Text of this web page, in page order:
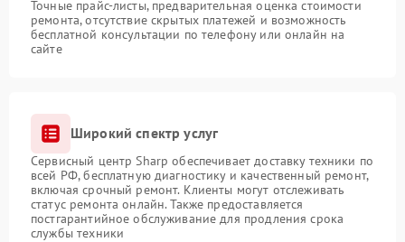
Точные прайс-листы, предварительная оценка стоимости
ремонта, отсутствие скрытых платежей и возможность
бесплатной консультации по телефону или онлайн на
сайте
Широкий спектр услуг
Сервисный центр Sharp обеспечивает доставку техники по
всей РФ, бесплатную диагностику и качественный ремонт,
включая срочный ремонт. Клиенты могут отслеживать
статус ремонта онлайн. Также предоставляется
постгарантийное обслуживание для продления срока
службы техники